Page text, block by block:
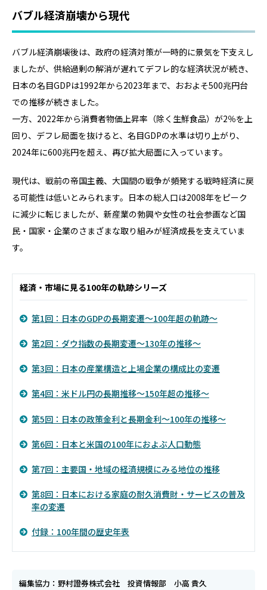
バブル経済崩壊から現代
バブル経済崩壊後は、政府の経済対策が一時的に景気を下支えし
ましたが、供給過剰の解消が遅れてデフレ的な経済状況が続き、
日本の名目GDPは1992年から2023年まで、おおよそ500兆円台
での推移が続きました。
一方、2022年から消費者物価上昇率（除く生鮮食品）が2％を上
回り、デフレ局面を抜けると、名目GDPの水準は切り上がり、
2024年に600兆円を超え、再び拡大局面に入っています。
現代は、戦前の帝国主義、大国間の戦争が頻発する戦時経済に戻
る可能性は低いとみられます。日本の総人口は2008年をピーク
に減少に転じましたが、新産業の勃興や女性の社会参画など国
民・国家・企業のさまざまな取り組みが経済成長を支えていま
す。
経済・市場に見る100年の軌跡シリーズ
第1回：日本のGDPの長期変遷～100年超の軌跡～
第2回：ダウ指数の長期変遷～130年の推移～
第3回：日本の産業構造と上場企業の構成比の変遷
第4回：米ドル円の長期推移～150年超の推移～
第5回：日本の政策金利と長期金利～100年の推移～
第6回：日本と米国の100年におよぶ人口動態
第7回：主要国・地域の経済規模にみる地位の推移
第8回：日本における家庭の耐久消費財・サービスの普及
率の変遷
付録：100年間の歴史年表
編集協力：野村證券株式会社 投資情報部 小高 貴久